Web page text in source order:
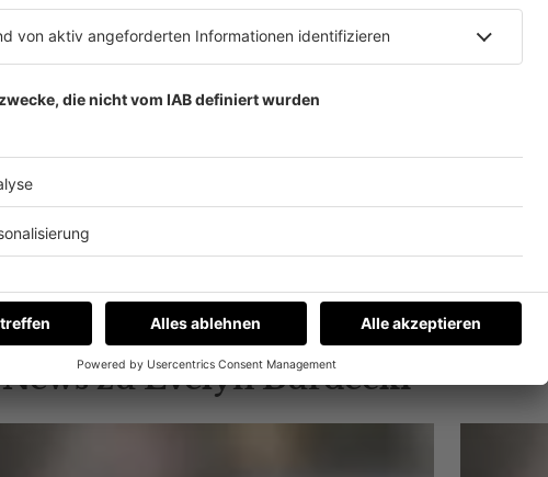
News zu Evelyn Burdecki